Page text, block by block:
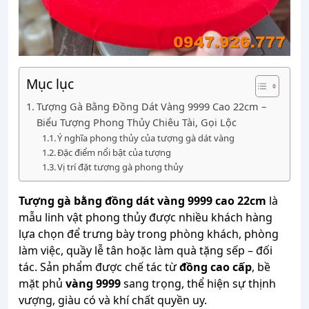
Mục lục
Tượng Gà Bằng Đồng Dát Vàng 9999 Cao 22cm –
Biểu Tượng Phong Thủy Chiêu Tài, Gọi Lộc
Ý nghĩa phong thủy của tượng gà dát vàng
Đặc điểm nổi bật của tượng
Vị trí đặt tượng gà phong thủy
Tượng gà bằng đồng dát vàng 9999 cao 22cm là
mẫu linh vật phong thủy được nhiều khách hàng
lựa chọn để trưng bày trong phòng khách, phòng
làm việc, quầy lễ tân hoặc làm quà tặng sếp – đối
tác. Sản phẩm được chế tác từđồng cao cấp, bề
mặt phủ vàng 9999sang trọng, thể hiện sự thịnh
vượng, giàu có và khí chất quyền uy.